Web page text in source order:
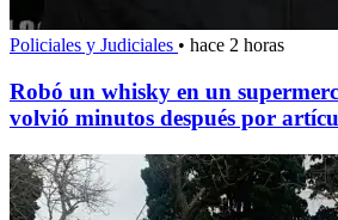
Policiales y Judiciales • hace 2 horas
Robó un whisky en un
volvió minutos después por